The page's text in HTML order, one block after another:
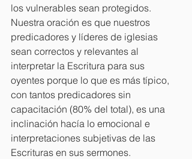
los vulnerables sean protegidos.
Nuestra oración es que nuestros
predicadores y líderes de iglesias
sean correctos y relevantes al
interpretar la Escritura para sus
oyentes porque lo que es más típico,
con tantos predicadores sin
capacitación (80% del total), es una
inclinación hacía lo emocional e
interpretaciones subjetivas de las
Escrituras en sus sermones.